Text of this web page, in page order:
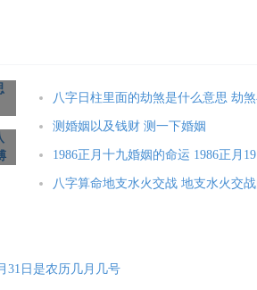
八字日柱里面的劫煞是什么意思 劫
测婚姻以及钱财 测一下婚姻
1986正月十九婚姻的命运 1986正月19
八字算命地支水火交战 地支水火交
31日是农历几月几号